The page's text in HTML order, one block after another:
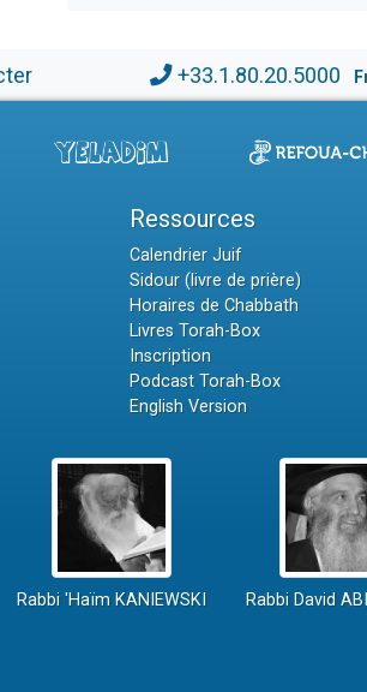
+33.1.80.20.5000
Ressources
Calendrier Juif
Sidour (livre de prière)
Horaires de Chabbath
Livres Torah-Box
Inscription
Podcast Torah-Box
English Version
Rabbi 'Haïm KANIEWSKI Rabbi David